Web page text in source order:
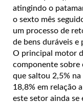
atingindo o
o sexto mês
um processo de
de bens duráveis e
O principal motor
componente sobre
que saltou 2,5%
18,8% em relação
este setor ainda se